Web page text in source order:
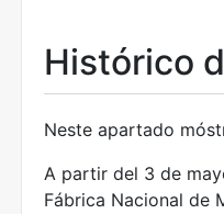
Histórico
Neste apartado
A partir del 3 de
Fábrica Nacional de